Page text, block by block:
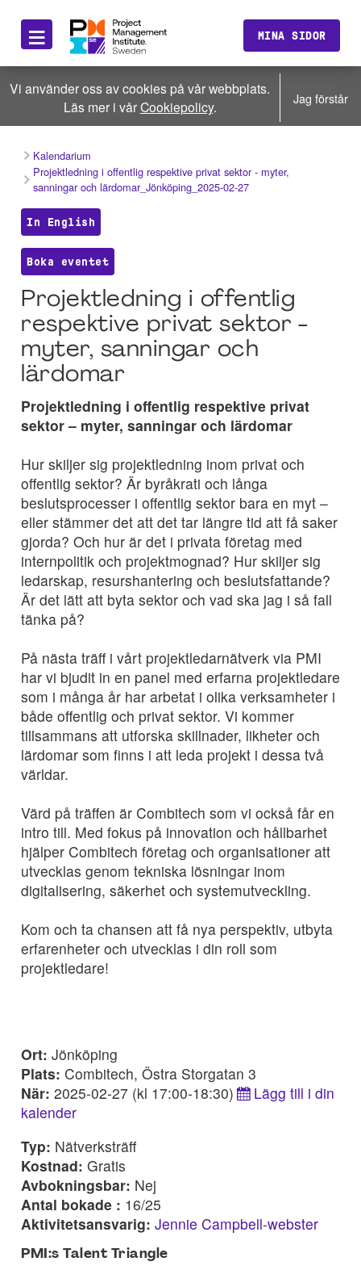
≡ MINA SIDOR
Vi använder oss av cookies på vår webbplats.
Läs mer i vårCookiepolicy. Jag förstår
Kalendarium
Projektledning i offentlig respektive privat sektor - myter,
sanningar och lärdomar_Jönköping_2025-02-27
In English
Boka eventet
Projektledning i offentlig
respektive privat sektor -
myter, sanningar och
lärdomar
Projektledning i offentlig respektive privat
sektor – myter, sanningar och lärdomar
Hur skiljer sig projektledning inom privat och
offentlig sektor? Är byråkrati och långa
beslutsprocesser i offentlig sektor bara en myt –
eller stämmer det att det tar längre tid att få saker
gjorda? Och hur är det i privata företag med
internpolitik och projektmognad? Hur skiljer sig
ledarskap, resurshantering och beslutsfattande?
Är det lätt att byta sektor och vad ska jag i så fall
tänka på?
På nästa träff i vårt projektledarnätverk via PMI
har vi bjudit in en panel med erfarna projektledare
som i många år har arbetat i olika verksamheter i
både offentlig och privat sektor. Vi kommer
tillsammans att utforska skillnader, likheter och
lärdomar som finns i att leda projekt i dessa två
världar.
Värd på träffen är Combitech som vi också får en
intro till. Med fokus på innovation och hållbarhet
hjälper Combitech företag och organisationer att
utvecklas genom tekniska lösningar inom
digitalisering, säkerhet och systemutveckling.
Kom och ta chansen att få nya perspektiv, utbyta
erfarenheter och utvecklas i din roll som
projektledare!
Ort: Jönköping
Plats: Combitech, Östra Storgatan 3
När: 2025-02-27 (kl 17:00-18:30)
Lägg till i din
kalender
Typ: Nätverksträff
Kostnad: Gratis
Avbokningsbar: Nej
Antal bokade : 16/25
Aktivitetsansvarig: Jennie Campbell-webster
PMI:s Talent Triangle